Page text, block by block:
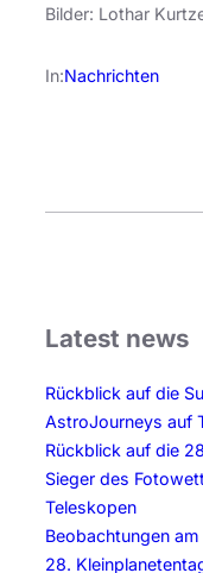
Bilder: Lothar
In:Nachrichten
Latest news
Rückblick auf die
AstroJourneys auf
Rückblick auf die
Sieger des
Teleskopen
Beobachtungen
28.